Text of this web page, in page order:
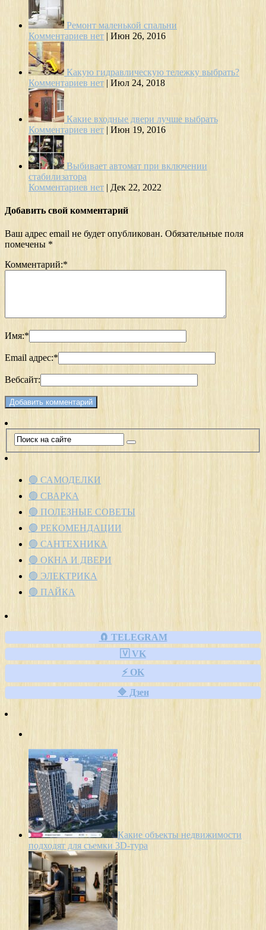
Ремонт маленькой спальни
Комментариев нет | Июн 26, 2016
Какую гидравлическую тележку выбрать?
Комментариев нет | Июл 24, 2018
Какие входные двери лучше выбрать
Комментариев нет | Июн 19, 2016
Выбивает автомат при включении
стабилизатора
Комментариев нет | Дек 22, 2022
Добавить свой комментарий
Ваш адрес email не будет опубликован. Обязательные поля
помечены *
Комментарий:*
Имя:*
Email адрес:*
Вебсайт:
🟢 САМОДЕЛКИ
🟢 СВАРКА
🟢 ПОЛЕЗНЫЕ СОВЕТЫ
🟢 РЕКОМЕНДАЦИИ
🟢 САНТЕХНИКА
🟢 ОКНА И ДВЕРИ
🟢 ЭЛЕКТРИКА
🟢 ПАЙКА
🧲 TELEGRAM
🇻 VK
⚡ OK
🔷 Дзен
Какие объекты недвижимости
подходят для съемки 3D-тура